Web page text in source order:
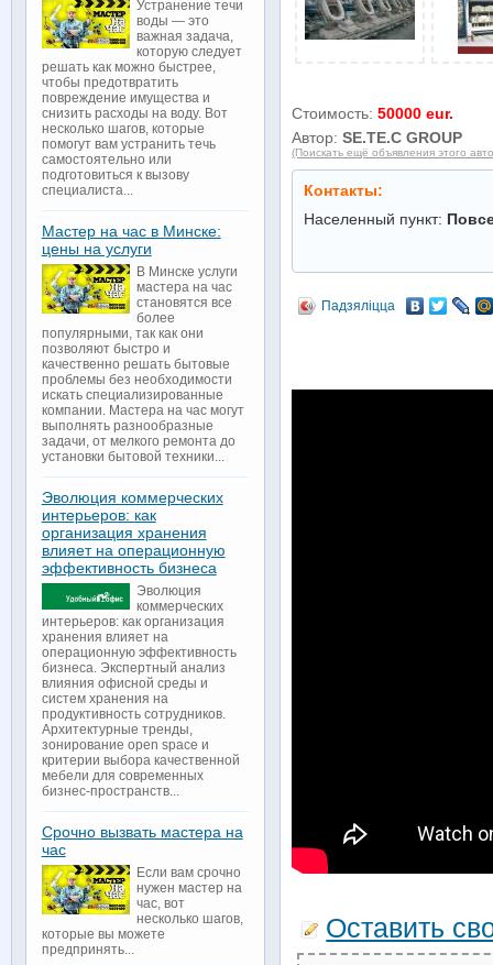
Стоимость:50000 eur.
Автор:SE.TE.C GROUP
(Поискать ещё объявления этого
Контакты:
Населенный пункт:
Падзяліцца
Оставить
Устранение течи
воды — это
важная задача,
которую следует
решать как можно быстрее,
чтобы предотвратить
повреждение имущества и
снизить расходы на воду. Вот
несколько шагов, которые
помогут вам устранить течь
самостоятельно или
подготовиться к вызову
специалиста...
Мастер на час в Минске:
цены на услуги
В Минске услуги
мастера на час
становятся все
более
популярными, так как они
позволяют быстро и
качественно решать бытовые
проблемы без необходимости
искать специализированные
компании. Мастера на час могут
выполнять разнообразные
задачи, от мелкого ремонта до
установки бытовой техники...
Эволюция коммерческих
интерьеров: как
организация хранения
влияет на операционную
эффективность бизнеса
Эволюция
коммерческих
интерьеров: как организация
хранения влияет на
операционную эффективность
бизнеса. Экспертный анализ
влияния офисной среды и
систем хранения на
продуктивность сотрудников.
Архитектурные тренды,
зонирование open space и
критерии выбора качественной
мебели для современных
бизнес-пространств...
Срочно вызвать мастера на
час
Если вам срочно
нужен мастер на
час, вот
несколько шагов,
которые вы можете
предпринять...